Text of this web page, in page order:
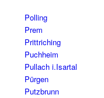
Polling
Prem
Prittriching
Puchheim
Pullach i.Isartal
Pürgen
Putzbrunn